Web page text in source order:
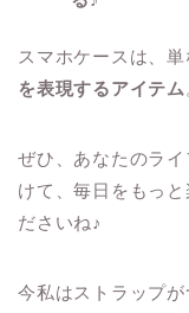
スマホケースは、
を表現するアイテム
ぜひ、あなたのラ
けて、毎日をもっ
ださいね♪
今私はストラップが